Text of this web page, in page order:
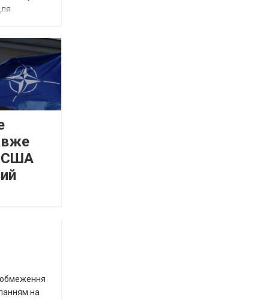
вже
США
обмеження
на